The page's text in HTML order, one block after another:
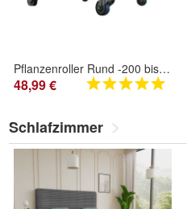
Pflanzenroller Rund -200 bis200kg Blumenroller Untersetzer Indoor Outdoor Alu
48,99 €
Schlafzimmer